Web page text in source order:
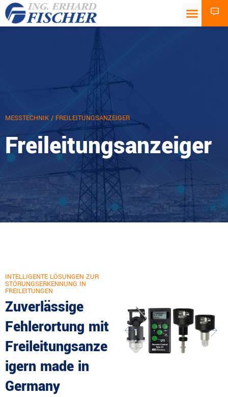
MESSTECHNIK / FREILEITUNGSANZEIGER
Freileitungsanzeiger
INTELLIGENTE LÖSUNGEN ZUR
STÖRUNGSERKENNUNG IN
FREILEITUNGEN
Zuverlässige
Fehlerortung mit
Freileitungsanze
igern made in
Germany